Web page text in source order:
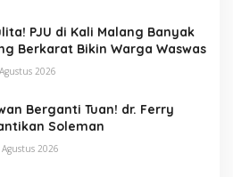
PJU di Kali Malang Banyak
Berkarat Bikin Warga Waswas
2026
Berganti Tuan! dr. Ferry
Soleman
2026